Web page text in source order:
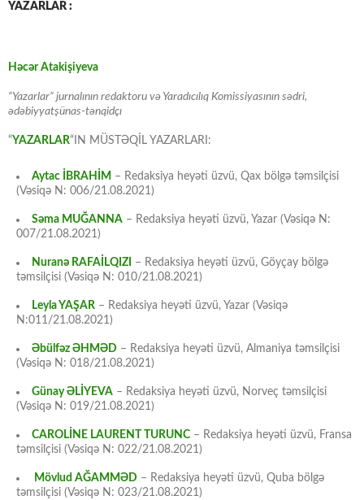
YAZARLAR :
Həcər Atakişiyeva
“Yazarlar” jurnalının redaktoru və Yaradıcılıq Komissiyasının sədri,
ədəbiyyatşünas-tənqidçı
“YAZARLAR“IN MÜSTƏQİL YAZARLARI:
Aytac İBRAHİM – Redaksiya heyəti üzvü, Qax bölgə təmsilçisi
(Vəsiqə N: 006/21.08.2021)
Səma MUĞANNA – Redaksiya heyəti üzvü, Yazar (Vəsiqə N:
007/21.08.2021)
Nuranə RAFAİLQIZI
– Redaksiya heyəti üzvü, Göyçay bölgə
təmsilçisi (Vəsiqə N: 010/21.08.2021)
Leyla YAŞAR – Redaksiya heyəti üzvü, Yazar (Vəsiqə
N:011/21.08.2021)
Əbülfəz ƏHMƏD – Redaksiya heyəti üzvü, Almaniya təmsilçisi
(Vəsiqə N: 018/21.08.2021)
Günay ƏLİYEVA – Redaksiya heyəti üzvü, Norveç təmsilçisi
(Vəsiqə N: 019/21.08.2021)
CAROLİNE LAURENT TURUNC – Redaksiya heyəti üzvü, Fransa
təmsilçisi (Vəsiqə N: 022/21.08.2021)
Mövlud AĞAMMƏD – Redaksiya heyəti üzvü, Quba bölgə
təmsilçisi (Vəsiqə N: 023/21.08.2021)